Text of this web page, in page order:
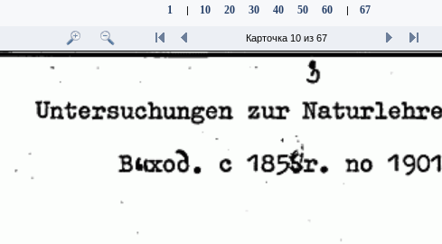
1 | 10 20 30 40 50 60 | 67
Карточка 10 из 67